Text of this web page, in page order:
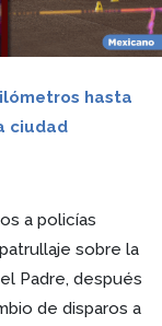
hasta
ciudad
a policías
sobre la
Padre, después
de disparos a